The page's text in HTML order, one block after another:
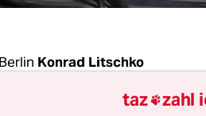
Konrad Litschko
taz zahl